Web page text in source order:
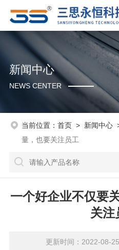
新闻中心
NEWS CENTER
当前位置： 首页> 新闻中心
量，也要关注员工
一个好企业不仅要
关注
更新时间：2022-